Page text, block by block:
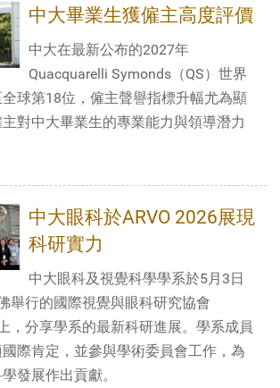
中大畢業生獲僱主高度評價
中大在最新公布的2027年
Quacquarelli Symonds（QS）世界
球第18位，僱主聲譽指標升幅尤為顯
對中大畢業生的專業能力與領導潛力
中大眼科於ARVO 2026展現
科研實力
中大眼科及視覺科學學系於5月3日
舉行的國際視覺與眼科研究協會
上，分享學系的最新科研進展。學系成員
際肯定，並參與學術委員會工作，為
發展作出貢獻。